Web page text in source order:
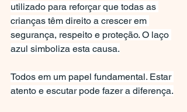
utilizado para reforçar que todas as
crianças têm direito a crescer em
segurança, respeito e proteção. O laço
azul simboliza esta causa.
Todos em um papel fundamental. Estar
atento e escutar pode fazer a diferença.